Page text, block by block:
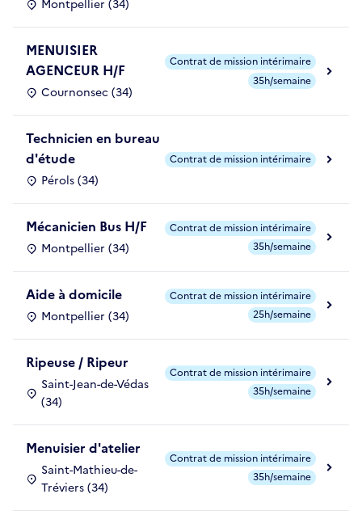
Montpellier (34)
MENUISIER
AGENCEUR H/F
Cournonsec (34)
Contrat de mission intérimaire
35h/semaine
Technicien en bureau
d'étude
Pérols (34)
Contrat de mission intérimaire
Mécanicien Bus H/F
Montpellier (34)
Contrat de mission intérimaire
35h/semaine
Aide à domicile
Montpellier (34)
Contrat de mission intérimaire
25h/semaine
Ripeuse / Ripeur
Saint-Jean-de-Védas
(34)
Contrat de mission intérimaire
35h/semaine
Menuisier d'atelier
Saint-Mathieu-de-
Tréviers (34)
Contrat de mission intérimaire
35h/semaine